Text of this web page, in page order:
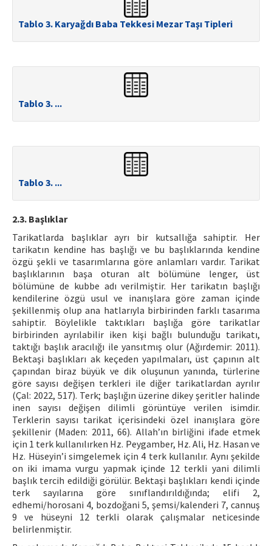
Tablo 3. Karyağdı Baba Tekkesi Mezar Taşı Tipleri
Tablo 3. ...
Tablo 3. ...
2.3. Başlıklar
Tarikatlarda başlıklar ayrı bir kutsallığa sahiptir. Her
tarikatın kendine has başlığı ve bu başlıklarında kendine
özgü şekli ve tasarımlarına göre anlamları vardır. Tarikat
başlıklarının başa oturan alt bölümüne lenger, üst
bölümüne de kubbe adı verilmiştir. Her tarikatın başlığı
kendilerine özgü usul ve inanışlara göre zaman içinde
şekillenmiş olup ana hatlarıyla birbirinden farklı tasarıma
sahiptir. Böylelikle taktıkları başlığa göre tarikatlar
birbirinden ayrılabilir iken kişi bağlı bulunduğu tarikatı,
taktığı başlık aracılığı ile yansıtmış olur (Ağırdemir: 2011).
Bektaşi başlıkları ak keçeden yapılmaları, üst çapının alt
çapından biraz büyük ve dik oluşunun yanında, türlerine
göre sayısı değişen terkleri ile diğer tarikatlardan ayrılır
(Çal: 2022, 517). Terk; başlığın üzerine dikey şeritler halinde
inen sayısı değişen dilimli görüntüye verilen isimdir.
Terklerin sayısı tarikat içerisindeki özel inanışlara göre
şekillenir (Maden: 2011, 66). Allah’ın birliğini ifade etmek
için 1 terk kullanılırken Hz. Peygamber, Hz. Ali, Hz. Hasan ve
Hz. Hüseyin’i simgelemek için 4 terk kullanılır. Aynı şekilde
on iki imama vurgu yapmak içinde 12 terkli yani dilimli
başlık tercih edildiği görülür. Bektaşi başlıkları kendi içinde
terk sayılarına göre sınıflandırıldığında; elifi 2,
edhemi/horosani 4, bozdoğani 5, şemsi/kalenderi 7, cannuş
9 ve hüseyni 12 terkli olarak çalışmalar neticesinde
belirlenmiştir.